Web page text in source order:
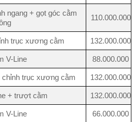
ngang + gọt góc cằm
110.000.000
trục xương cằm 132.000.000
V-Line 88.000.000
chỉnh trục xương cằm 132.000.000
+ trượt cằm 132.000.000
V-Line 66.000.000